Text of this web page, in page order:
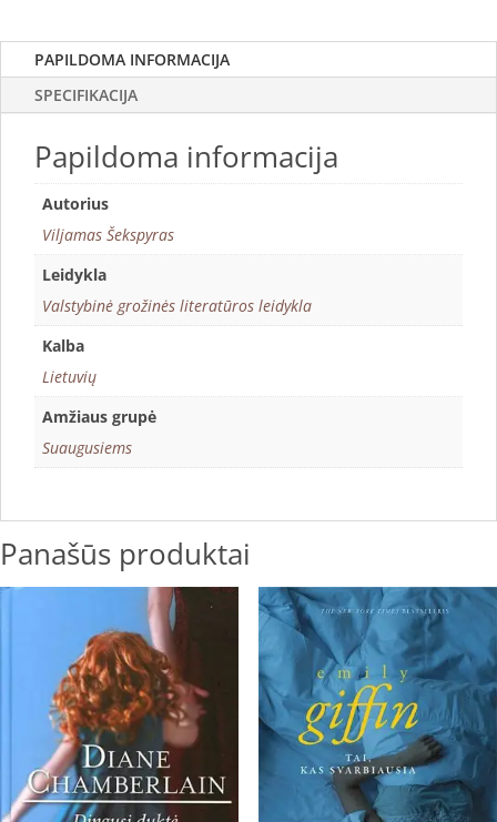
PAPILDOMA INFORMACIJA
SPECIFIKACIJA
Papildoma informacija
Autorius
Viljamas Šekspyras
Leidykla
Valstybinė grožinės literatūros leidykla
Kalba
Lietuvių
Amžiaus grupė
Suaugusiems
Panašūs produktai